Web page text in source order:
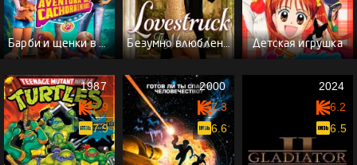
Барби и щенки в поисках сокровищ Безумно влюбленный: Мюзикл Детская игрушка
1987
7.9
7.9
2000
7.3
6.6
2024
6.2
6.5